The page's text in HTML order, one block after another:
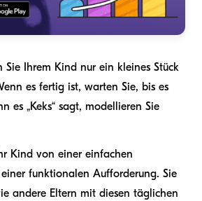
Sie Ihrem Kind nur ein kleines Stück
es fertig ist, warten Sie, bis es
es „Keks“ sagt, modellieren Sie
Kind von einer einfachen
einer funktionalen Aufforderung. Sie
andere Eltern mit diesen täglichen